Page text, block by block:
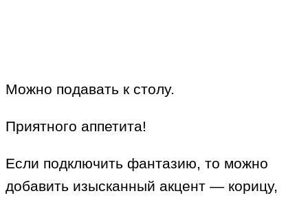
Можно подавать к столу.
Приятного аппетита!
Если подключить фантазию, то можно
добавить изысканный акцент — корицу,